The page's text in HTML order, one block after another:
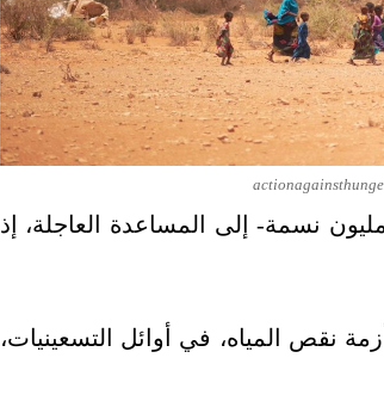
ويحتاج ما يقرب من نصف سكان الصومال -البالغ عددهم 17 مليون نسمة- إلى المساعدة العاجلة، إذ
متتالية، وكانت أزمة نقص المياه، في أوائل التسعينيات،